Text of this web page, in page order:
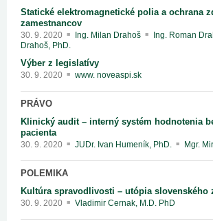
Statické elektromagnetické polia a ochrana
zamestnancov
30. 9. 2020 Ing. Milan Drahoš Ing. Roman
Drahoš, PhD.
Výber z legislatívy
30. 9. 2020 www. noveaspi.sk
PRÁVO
Klinický audit – interný systém hodnotenia
pacienta
30. 9. 2020 JUDr. Ivan Humeník, PhD. Mgr.
POLEMIKA
Kultúra spravodlivosti – utópia slovenského
30. 9. 2020 Vladimir Cernak, M.D. PhD